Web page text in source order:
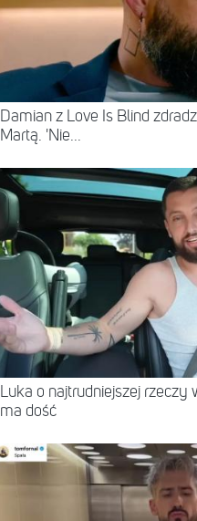
Damian z Love Is Blind
Martą. 'Nie...
Luka o najtrudniejszej rzeczy
ma dość